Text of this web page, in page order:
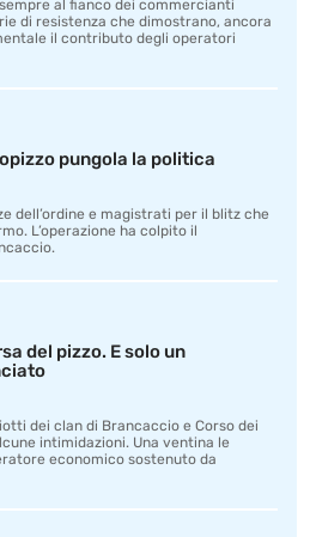
al fianco dei commercianti
di resistenza che dimostrano, ancora
il contributo degli operatori
pungola la politica
dell’ordine e magistrati per il blitz che
L’operazione ha colpito il
del pizzo. E solo un
dei clan di Brancaccio e Corso dei
intimidazioni. Una ventina le
economico sostenuto da